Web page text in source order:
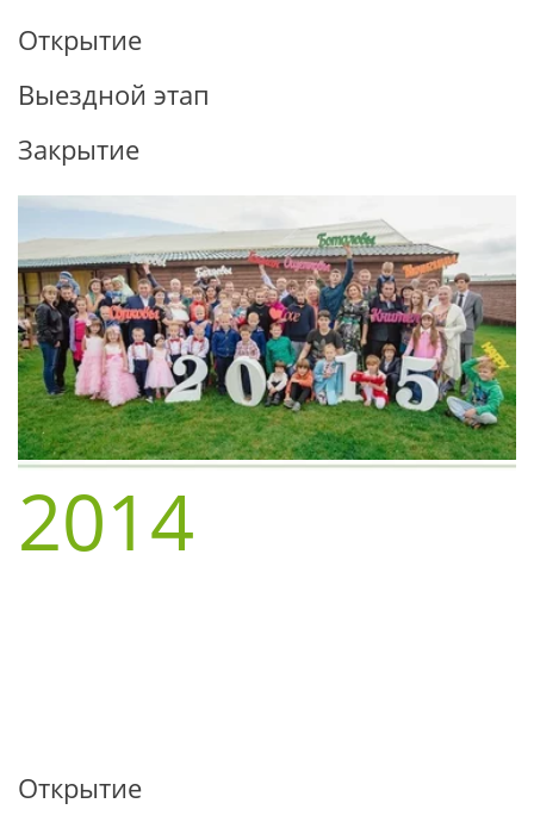
Открытие
Выездной этап
Закрытие
2014
Открытие